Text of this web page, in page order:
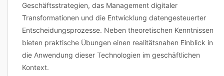
Geschäftsstrategien, das Management digitaler
Transformationen und die Entwicklung datengesteuerter
Entscheidungsprozesse. Neben theoretischen Kenntnissen
bieten praktische Übungen einen realitätsnahen Einblick in
die Anwendung dieser Technologien im geschäftlichen
Kontext.